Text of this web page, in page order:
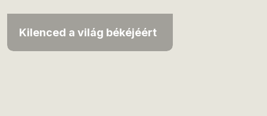
Kilenced a világ békéjéért